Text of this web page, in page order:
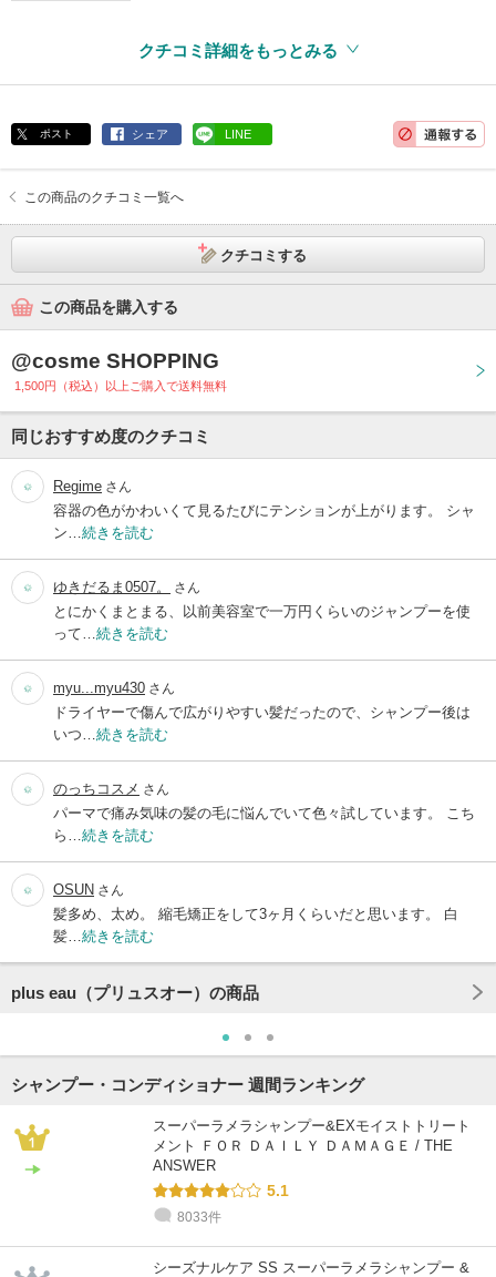
クチコミ詳細をもっとみる
ポスト シェア LINE
この商品のクチコミ一覧へ
クチコミする
この商品を購入する
@cosme SHOPPING
1,500円（税込）以上ご購入で送料無料
同じおすすめ度のクチコミ
Regime さん
容器の色がかわいくて見るたびにテンションが上がります。 シャ
ン… 続きを読む
ゆきだるま0507。 さん
とにかくまとまる、以前美容室で一万円くらいのジャンプーを使
って… 続きを読む
myu...myu430 さん
ドライヤーで傷んで広がりやすい髪だったので、シャンプー後は
いつ… 続きを読む
のっちコスメ さん
パーマで痛み気味の髪の毛に悩んでいて色々試しています。 こち
ら… 続きを読む
OSUN さん
髪多め、太め。 縮毛矯正をして3ヶ月くらいだと思います。 白
髪… 続きを読む
plus eau（プリュスオー）の商品
シャンプー・コンディショナー 週間ランキング
スーパーラメラシャンプー&EXモイストトリート
メント ＦＯＲ ＤＡＩＬＹ ＤＡＭＡＧＥ / THE
ANSWER
5.1
8033件
シーズナルケア SS スーパーラメラシャンプー &